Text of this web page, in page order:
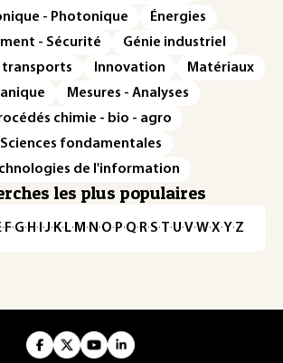
- Photonique
Énergies
- Sécurité
Génie industriel
transports
Innovation
Matériaux
Mesures - Analyses
chimie - bio - agro
Sciences fondamentales
de l'information
les plus populaires
· F·G· H · ·J· K· L· M · N ·O· P·Q· R·S·T·U·V·W·X·Y·Z